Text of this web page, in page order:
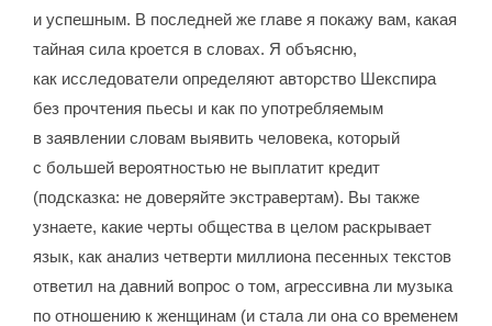
и успешным. В последней же главе я покажу вам, какая
тайная сила кроется в словах. Я объясню,
как исследователи определяют авторство Шекспира
без прочтения пьесы и как по употребляемым
в заявлении словам выявить человека, который
с большей вероятностью не выплатит кредит
(подсказка: не доверяйте экстравертам). Вы также
узнаете, какие черты общества в целом раскрывает
язык, как анализ четверти миллиона песенных текстов
ответил на давний вопрос о том, агрессивна ли музыка
по отношению к женщинам (и стала ли она со временем